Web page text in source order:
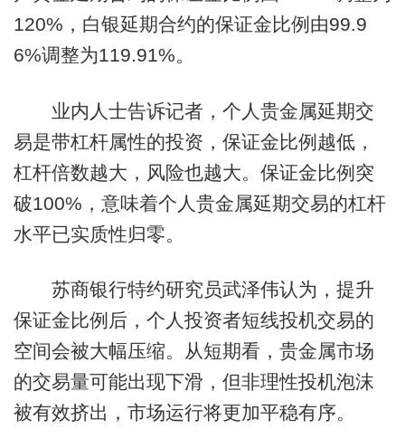
120%，白银延期合约的保证金比例由99.9
6%调整为119.91%。
业内人士告诉记者，个人贵金属延期交
易是带杠杆属性的投资，保证金比例越低，
杠杆倍数越大，风险也越大。保证金比例突
破100%，意味着个人贵金属延期交易的杠杆
水平已实质性归零。
苏商银行特约研究员武泽伟认为，提升
保证金比例后，个人投资者短线投机交易的
空间会被大幅压缩。从短期看，贵金属市场
的交易量可能出现下滑，但非理性投机泡沫
被有效挤出，市场运行将更加平稳有序。